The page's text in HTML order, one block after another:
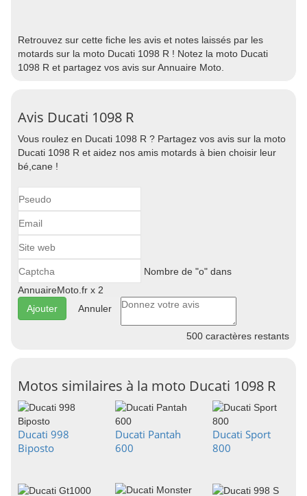
Retrouvez sur cette fiche les avis et notes laissés par les
motards sur la moto Ducati 1098 R ! Notez la moto Ducati
1098 R et partagez vos avis sur Annuaire Moto.
Avis Ducati 1098 R
Vous roulez en Ducati 1098 R ? Partagez vos avis sur la moto
Ducati 1098 R et aidez nos amis motards à bien choisir leur
bé,cane !
Nombre de "o" dans
AnnuaireMoto.fr x 2
Annuler
500 caractères restants
Motos similaires à la moto Ducati 1098 R
Ducati 998
Biposto
Ducati Pantah
600
Ducati Sport
800